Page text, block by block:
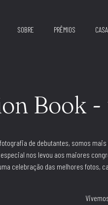
SOBRE PRÊMIOS
Book
de debutantes, somos
nos levou aos maiores
celebração das melhores